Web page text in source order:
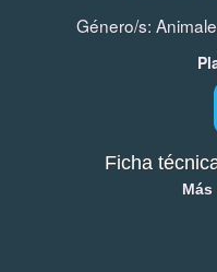
Género/s:
Ficha